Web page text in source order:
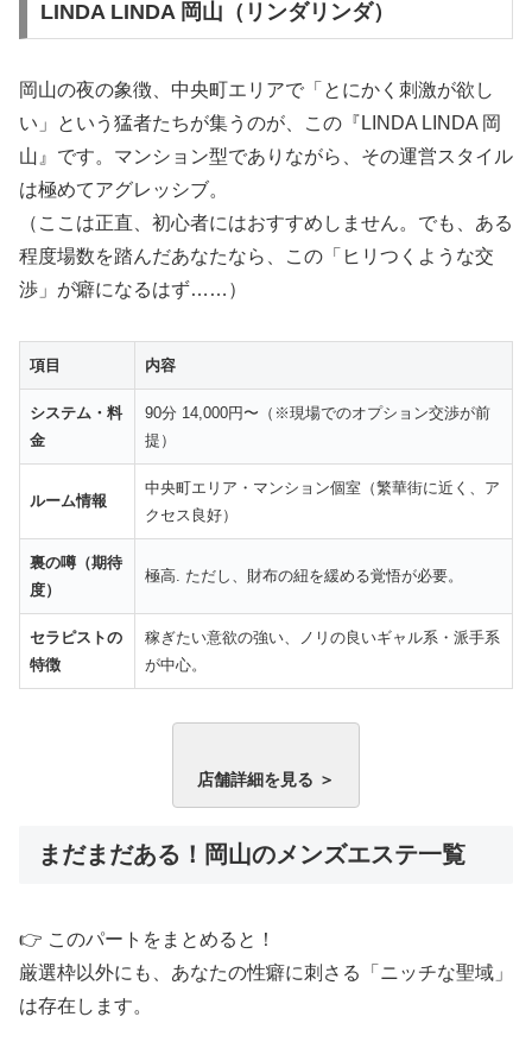
LINDA LINDA 岡山（リンダリンダ）
岡山の夜の象徴、中央町エリアで「とにかく刺激が欲し
い」という猛者たちが集うのが、この『LINDA LINDA 岡
山』です。マンション型でありながら、その運営スタイル
は極めてアグレッシブ。
（ここは正直、初心者にはおすすめしません。でも、ある
程度場数を踏んだあなたなら、この「ヒリつくような交
渉」が癖になるはず……）
項目 内容
システム・料
金
90分 14,000円〜（※現場でのオプション交渉が前
提）
ルーム情報
中央町エリア・マンション個室（繁華街に近く、ア
クセス良好）
裏の噂（期待
度）
極高. ただし、財布の紐を緩める覚悟が必要。
セラピストの
特徴
稼ぎたい意欲の強い、ノリの良いギャル系・派手系
が中心。
店舗詳細を見る ＞
まだまだある！岡山のメンズエステ一覧
👉 このパートをまとめると！
厳選枠以外にも、あなたの性癖に刺さる「ニッチな聖域」
は存在します。